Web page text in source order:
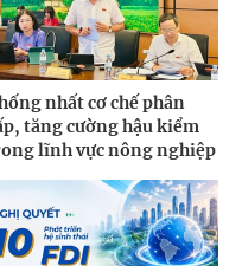
nhất cơ chế phân
tăng cường hậu kiểm
lĩnh vực nông nghiệp